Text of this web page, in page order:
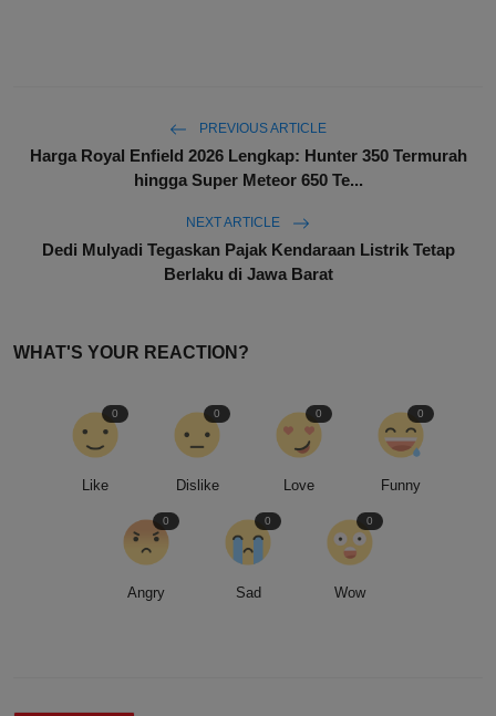
PREVIOUS ARTICLE
Harga Royal Enfield 2026 Lengkap: Hunter 350 Termurah
hingga Super Meteor 650 Te...
NEXT ARTICLE
Dedi Mulyadi Tegaskan Pajak Kendaraan Listrik Tetap
Berlaku di Jawa Barat
WHAT'S YOUR REACTION?
Like
0
Dislike
0
Love
0
Funny
0
Angry
0
Sad
0
Wow
0